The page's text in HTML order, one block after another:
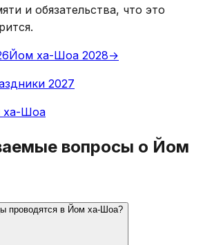
и обязательства, что это
Йом ха-Шоа 2028→
2027
ха-Шоа
вопросы о Йом
проводятся в Йом ха-Шоа?